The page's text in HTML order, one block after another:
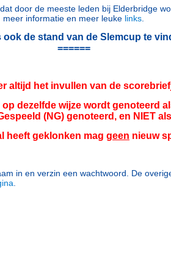
door de meeste leden bij Elderbridge
meer informatie en meer leuke links
ook de stand van de Slemcup te
======
altijd het invullen van de
dezelfde wijze wordt genoteerd
(NG) genoteerd, en NIET
heeft geklonken mag geen nieuw
in en verzin een wachtwoord. De